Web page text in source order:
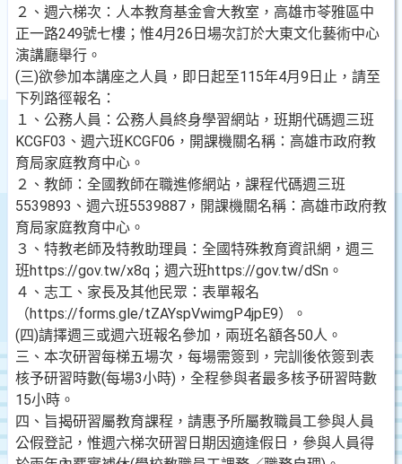
２、週六梯次：人本教育基金會大教室，高雄市苓雅區中
正一路249號七樓；惟4月26日場次訂於大東文化藝術中心
演講廳舉行。
(三)欲參加本講座之人員，即日起至115年4月9日止，請至
下列路徑報名：
１、公務人員：公務人員終身學習網站，班期代碼週三班
KCGF03、週六班KCGF06，開課機關名稱：高雄市政府教
育局家庭教育中心。
２、教師：全國教師在職進修網站，課程代碼週三班
5539893、週六班5539887，開課機關名稱：高雄市政府教
育局家庭教育中心。
３、特教老師及特教助理員：全國特殊教育資訊網，週三
班https://gov.tw/x8q；週六班https://gov.tw/dSn。
４、志工、家長及其他民眾：表單報名
（https://forms.gle/tZAYspVwimgP4jpE9）。
(四)請擇週三或週六班報名參加，兩班名額各50人。
三、本次研習每梯五場次，每場需簽到，完訓後依簽到表
核予研習時數(每場3小時)，全程參與者最多核予研習時數
15小時。
四、旨揭研習屬教育課程，請惠予所屬教職員工參與人員
公假登記，惟週六梯次研習日期因適逢假日，參與人員得